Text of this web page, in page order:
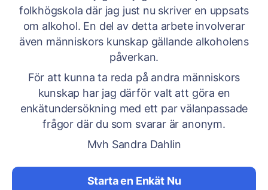
folkhögskola där jag just nu skriver en uppsats
om alkohol. En del av detta arbete involverar
även människors kunskap gällande alkoholens
påverkan.
För att kunna ta reda på andra människors
kunskap har jag därför valt att göra en
enkätundersökning med ett par välanpassade
frågor där du som svarar är anonym.
Mvh Sandra Dahlin
Starta en Enkät Nu